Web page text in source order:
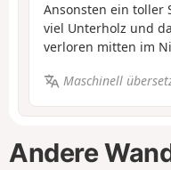
Ansonsten ein toller
viel Unterholz und
verloren mitten im
Maschinell
Andere